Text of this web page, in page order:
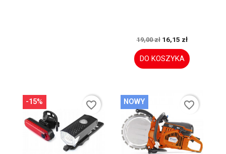
19,00 zł 16,15 zł
DO KOSZYKA
-15% favorite_border NOWY favorite_border